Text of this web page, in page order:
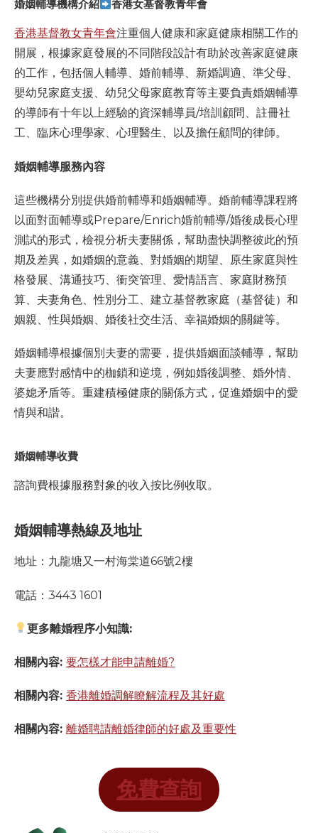
婚姻輔導機構介紹 香港女基督教青年會
香港基督教女青年會注重個人健康和家庭健康相關工作的
開展，根據家庭發展的不同階段設計有助於改善家庭健康
的工作，包括個人輔導、婚前輔導、新婚調適、準父母、
嬰幼兒家庭支援、幼兒父母家庭教育等主要負責婚姻輔導
的導師有十年以上經驗的資深輔導員/培訓顧問、註冊社
工、臨床心理學家、心理醫生、以及擔任顧問的律師。
婚姻輔導服務內容
這些機構分別提供婚前輔導和婚姻輔導。婚前輔導課程將
以面對面輔導或Prepare/Enrich婚前輔導/婚後成長心理
測試的形式，檢視分析夫妻關係，幫助盡快調整彼此的預
期及差異，如婚姻的意義、對婚姻的期望、原生家庭與性
格發展、溝通技巧、衝突管理、愛情語言、家庭財務預
算、夫妻角色、性別分工、建立基督教家庭（基督徒）和
姻親、性與婚姻、婚後社交生活、幸福婚姻的關鍵等。
婚姻輔導根據個別夫妻的需要，提供婚姻面談輔導，幫助
夫妻應對感情中的枷鎖和逆境，例如婚後調整、婚外情、
婆媳矛盾等。重建積極健康的關係方式，促進婚姻中的愛
情與和諧。
婚姻輔導收費
諮詢費根據服務對象的收入按比例收取。
婚姻輔導熱線及地址
地址：九龍塘又一村海棠道66號2樓
電話：3443 1601
更多離婚程序小知識:
相關內容: 要怎樣才能申請離婚?
相關內容: 香港離婚調解瞭解流程及其好處
相關內容: 離婚聘請離婚律師的好處及重要性
免費查詢